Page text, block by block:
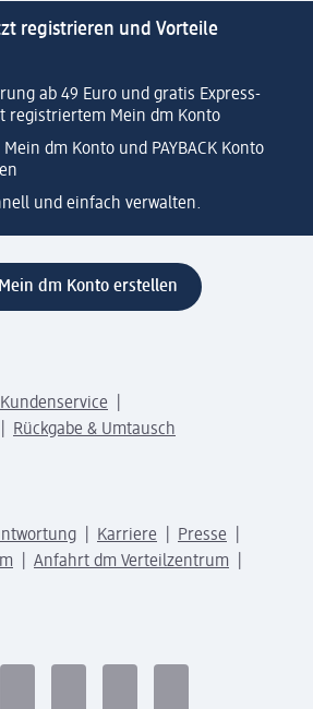
registrieren und Vorteile
ab 49 Euro und gratis Express-
registriertem Mein dm Konto
dm Konto und PAYBACK Konto
und einfach verwalten.
dm Konto erstellen
Kundenservice
Rückgabe & Umtausch
Karriere
Presse
Anfahrt dm Verteilzentrum